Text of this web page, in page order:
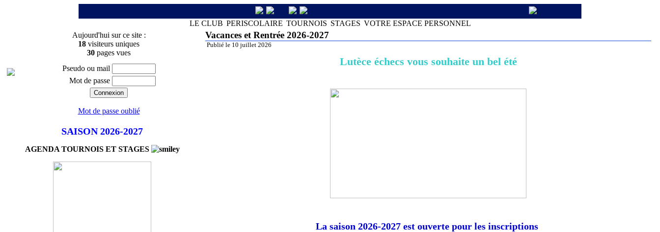
LE CLUB PERISCOLAIRE TOURNOIS STAGES VOTRE ESPACE PERSONNEL
Aujourd'hui sur ce site :
18 visiteurs uniques
30 pages vues
Pseudo ou mail
Mot de passe
Mot de passe oublié
SAISON 2026-2027
AGENDA TOURNOIS ET STAGES
Vacances et Rentrée 2026-2027
Publié le 10 juillet 2026
Lutèce échecs vous souhaite un bel été
La saison 2026-2027 est ouverte pour les inscriptions